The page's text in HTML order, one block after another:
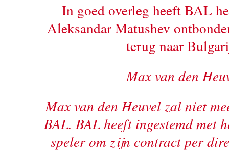
In goed overleg heeft BAL
Aleksandar Matushev
terug naar
Max van den
Max van den Heuvel zal niet
BAL. BAL heeft ingestemd met
speler om zijn contract per